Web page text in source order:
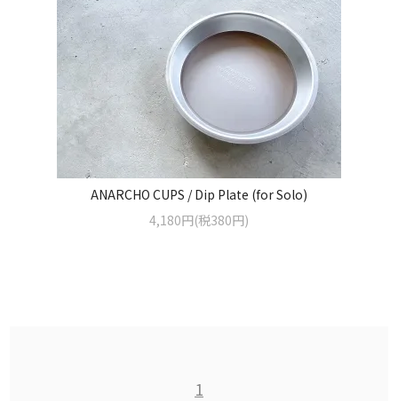
ANARCHO CUPS / Dip Plate (for Solo)
4,180円(税380円)
1